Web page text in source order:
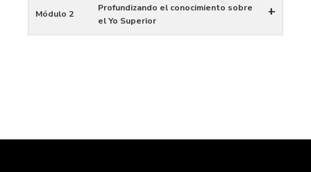
Módulo 2
Profundizando el conocimiento sobre
el Yo Superior
+